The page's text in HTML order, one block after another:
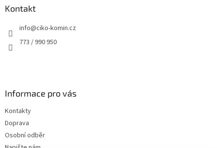
Kontakt
info@ciko-komin.cz
773 / 990 950
Informace pro vás
Kontakty
Doprava
Osobní odběr